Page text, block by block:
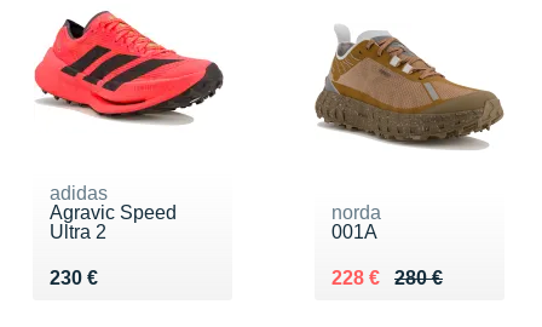
adidas
Agravic Speed
Ultra 2
230 €
Vendu 230 €
norda
001A
280 €
Au lieu de 280 €
228 €
Vendu 228 €